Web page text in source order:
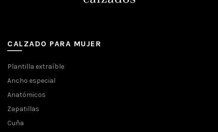
CALZADO PARA MUJER
Plantilla extraíble
Ancho especial
Anatómicos
Zapatillas
Cuña